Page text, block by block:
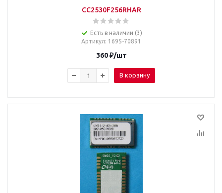
CC2530F256RHAR
Есть в наличии (3)
Артикул: 1695-70891
360₽/шт
В корзину